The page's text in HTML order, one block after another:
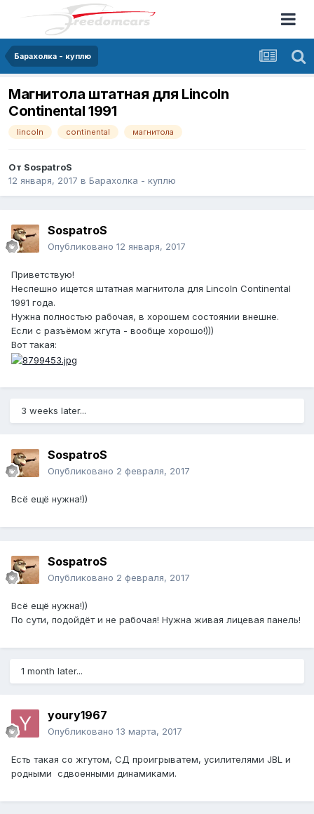
Барахолка - куплю
Магнитола штатная для Lincoln
Continental 1991
lincoln continental магнитола
От SospatroS
12 января, 2017 в Барахолка - куплю
SospatroS
Опубликовано 12 января, 2017
Приветствую!
Неспешно ищется штатная магнитола для Lincoln Continental
1991 года.
Нужна полностью рабочая, в хорошем состоянии внешне.
Если с разъёмом жгута - вообще хорошо!)))
Вот такая:
3 weeks later...
SospatroS
Опубликовано 2 февраля, 2017
Всё ещё нужна!))
SospatroS
Опубликовано 2 февраля, 2017
Всё ещё нужна!))
По сути, подойдёт и не рабочая! Нужна живая лицевая панель!
1 month later...
youry1967
Опубликовано 13 марта, 2017
Есть такая со жгутом, СД проигрыватем, усилителями JBL и
родными сдвоенными динамиками.